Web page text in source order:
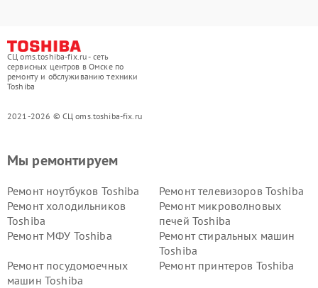
СЦ oms.toshiba-fix.ru - сеть
сервисных центров в Омске по
ремонту и обслуживанию техники
Toshiba
2021-2026 © СЦ oms.toshiba-fix.ru
Мы ремонтируем
Ремонт ноутбуков Toshiba
Ремонт телевизоров Toshiba
Ремонт холодильников
Toshiba
Ремонт микроволновых
печей Toshiba
Ремонт МФУ Toshiba
Ремонт стиральных машин
Toshiba
Ремонт посудомоечных
машин Toshiba
Ремонт принтеров Toshiba